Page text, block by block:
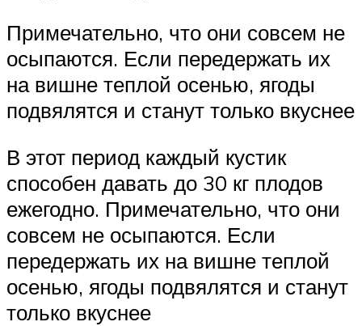
Примечательно, что они совсем не
осыпаются. Если передержать их
на вишне теплой осенью, ягоды
подвялятся и станут только вкуснее
В этот период каждый кустик
способен давать до 30 кг плодов
ежегодно. Примечательно, что они
совсем не осыпаются. Если
передержать их на вишне теплой
осенью, ягоды подвялятся и станут
только вкуснее